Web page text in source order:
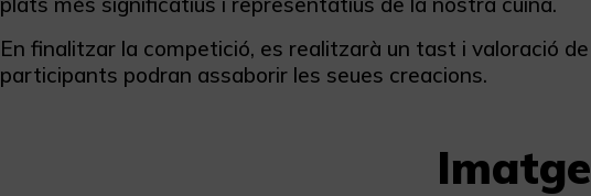
En finalitzar la competició, es realitzarà un tast i valoració
participants podran assaborir les seues creacions.